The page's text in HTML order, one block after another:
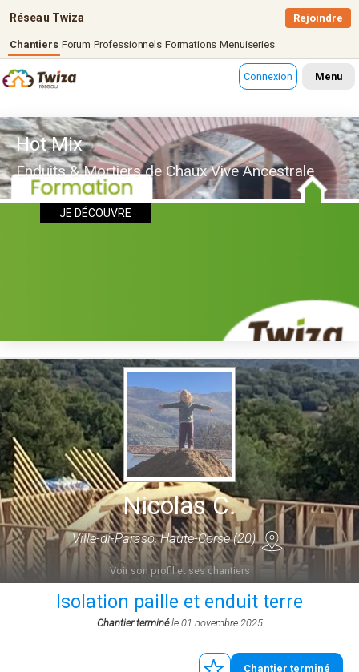
Réseau Twiza
Chantiers Forum Professionnels Formations Menuiseries
Rejoindre
Connexion Menu
Hot Mix
Enduits & Mortiers de Chaux Vive Ancestrale
JE DÉCOUVRE
Nicolas C.
Ville-di-Paraso, Haute-Corse (20)
Voir son profil et ses chantiers
Isolation paille et enduit terre
Chantier terminéle 01 novembre 2025
Chantier terminé